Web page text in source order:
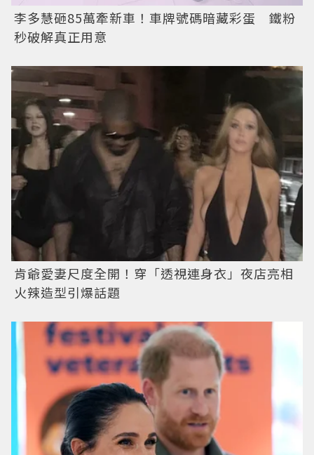
李多慧砸85萬牽新車！車牌號碼暗藏彩蛋 鐵粉
秒破解真正用意
肯爺愛妻尺度全開！穿「透視連身衣」夜店亮相
火辣造型引爆話題